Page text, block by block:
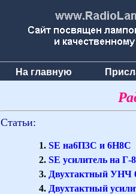
На главную
Статьи:
SE на6П3С и 6Н8С
SE усилитель на
Двухтактный УНЧ
Двухтактный